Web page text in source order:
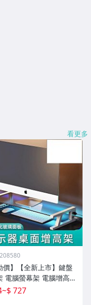
看更多
價】【全新上市】鍵盤
電腦螢幕架 電腦增高架
增高架 桌面電腦架
架 螢幕收納架 臺式
~$ 727